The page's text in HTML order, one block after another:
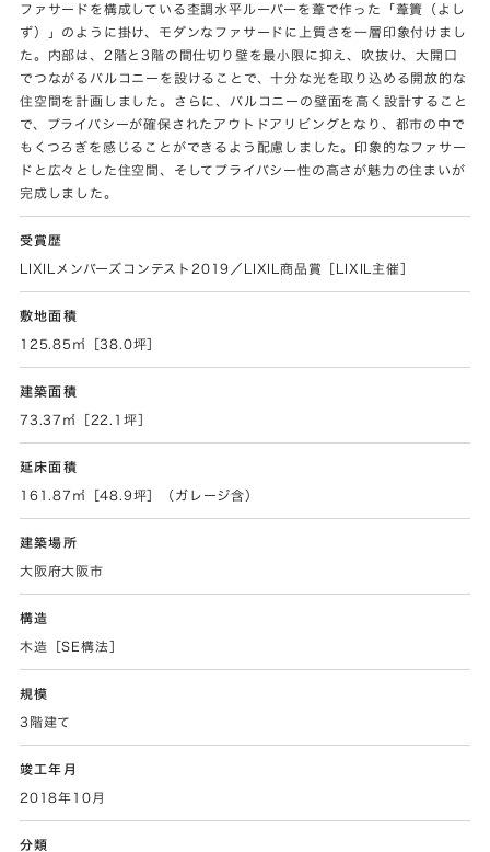
ファサードを構成している杢調水平ルーバーを葦で作った「葦簀（よし
ず）」のように掛け、モダンなファサードに上質さを一層印象付けまし
た。内部は、2階と3階の間仕切り壁を最小限に抑え、吹抜け、大開口
でつながるバルコニーを設けることで、十分な光を取り込める開放的な
住空間を計画しました。さらに、バルコニーの壁面を高く設計すること
で、プライバシーが確保されたアウトドアリビングとなり、都市の中で
もくつろぎを感じることができるよう配慮しました。印象的なファサー
ドと広々とした住空間、そしてプライバシー性の高さが魅力の住まいが
完成しました。
受賞歴
LIXILメンバーズコンテスト2019／LIXIL商品賞［LIXIL主催］
敷地面積
125.85㎡［38.0坪］
建築面積
73.37㎡［22.1坪］
延床面積
161.87㎡［48.9坪］（ガレージ含）
建築場所
大阪府大阪市
構造
木造［SE構法］
規模
3階建て
竣工年月
2018年10月
分類